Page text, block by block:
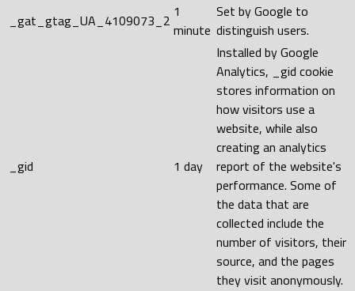
_gat_gtag_UA_4109073_2 1
minute
Set by Google to
distinguish users.
_gid 1 day
Installed by Google
Analytics, _gid cookie
stores information on
how visitors use a
website, while also
creating an analytics
report of the website's
performance. Some of
the data that are
collected include the
number of visitors, their
source, and the pages
they visit anonymously.